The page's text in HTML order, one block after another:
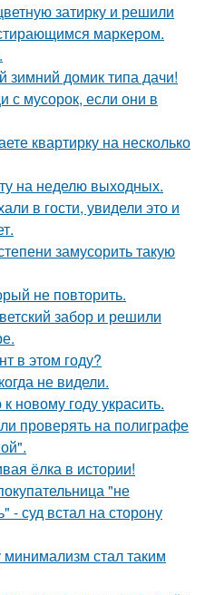
затирку и решили
маркером.
зимний домик типа дачи!
с мусорок, если они в
квартирку на несколько
на неделю выходных.
в гости, увидели это и
замусорить такую
не повторить.
забор и решили
в этом году?
не видели.
новому году украсить.
проверять на полиграфе
ёлка в истории!
"не
- суд встал на сторону
стал таким